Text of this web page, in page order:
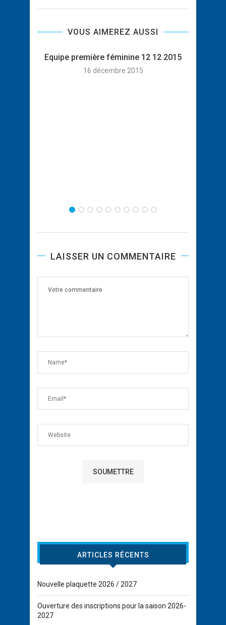
VOUS AIMEREZ AUSSI
Equipe première féminine 12 12 2015
16 décembre 2015
LAISSER UN COMMENTAIRE
ARTICLES RÉCENTS
Nouvelle plaquette 2026 / 2027
Ouverture des inscriptions pour la saison 2026-
2027